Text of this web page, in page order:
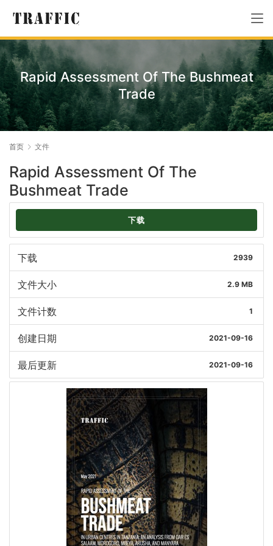
Rapid Assessment Of The Bushmeat
Trade
首页 文件
Rapid Assessment Of The
Bushmeat Trade
下载
下载 2939
文件大小 2.9 MB
文件计数 1
创建日期 2021-09-16
最后更新 2021-09-16